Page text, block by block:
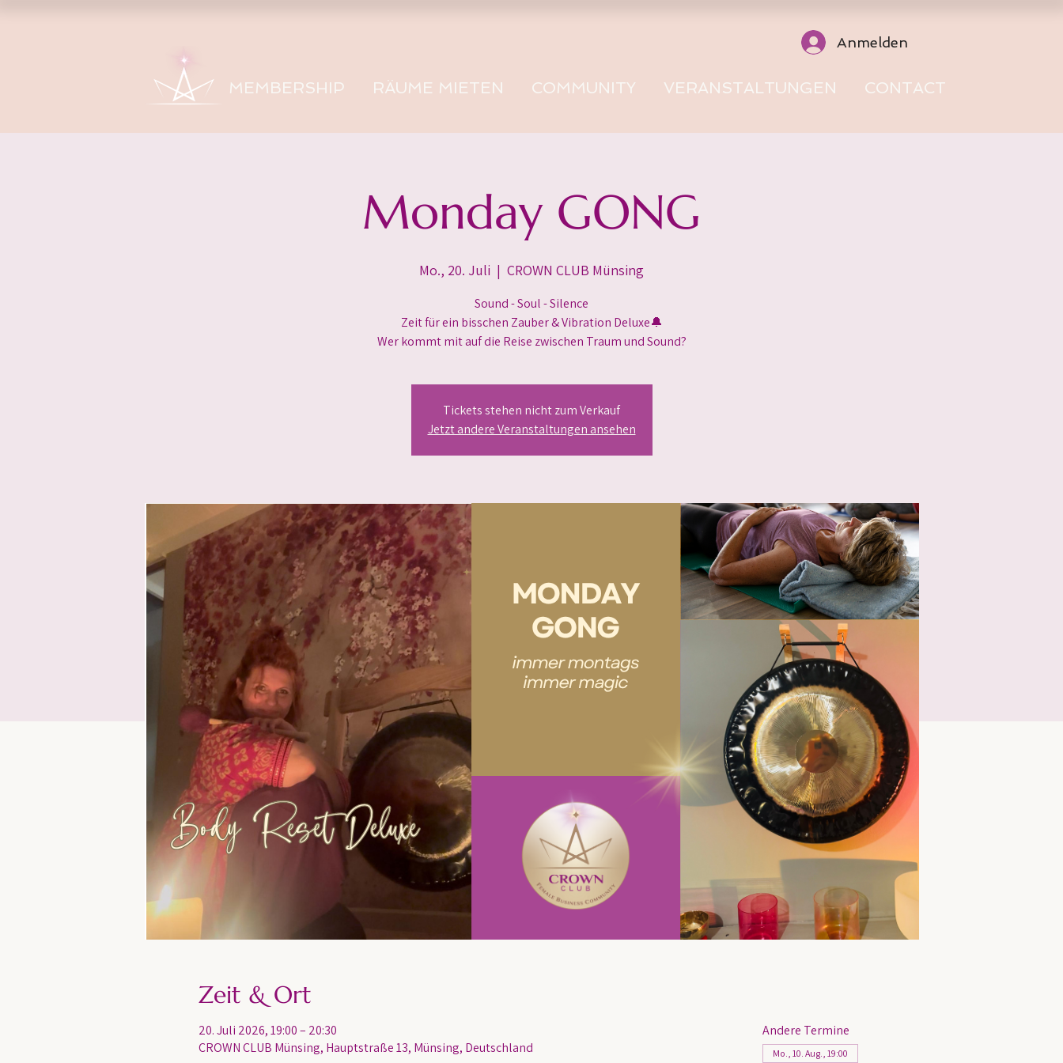
Anmelden
MEMBERSHIP RÄUME MIETEN COMMUNITY VERANSTALTUNGEN CONTACT
Monday GONG
Mo., 20. Juli
  |
CROWN CLUB Münsing
Sound - Soul - Silence
Zeit für ein bisschen Zauber & Vibration Deluxe🔔
Wer kommt mit auf die Reise zwischen Traum und Sound?
Tickets stehen nicht zum Verkauf
Jetzt andere Veranstaltungen ansehen
Zeit & Ort
20. Juli 2026, 19:00 – 20:30
CROWN CLUB Münsing, Hauptstraße 13, Münsing, Deutschland
Andere Termine
Mo., 10. Aug., 19:00